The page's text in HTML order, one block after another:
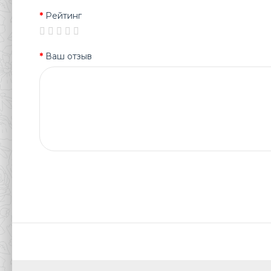
Рейтинг
Ваш отзыв